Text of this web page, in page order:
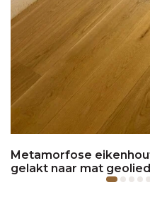
Metamorfose
gelakt naar mat geolied